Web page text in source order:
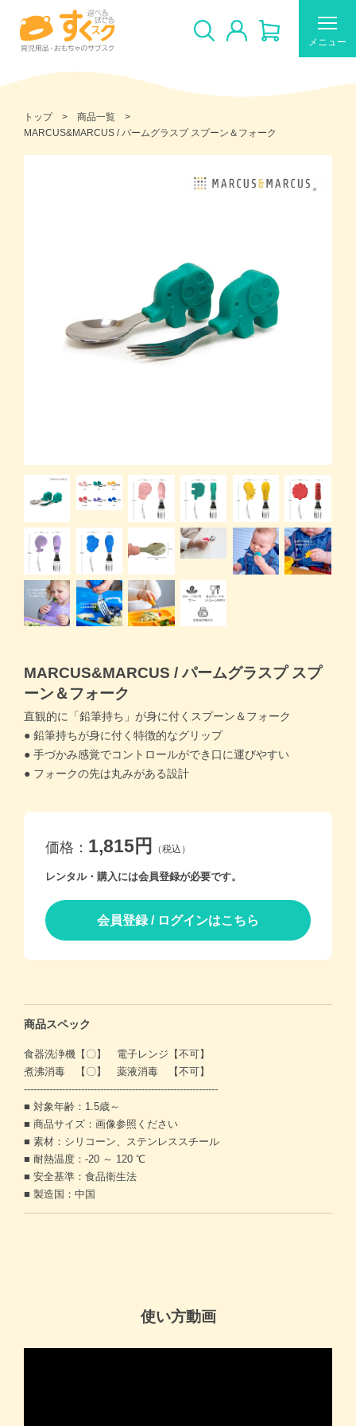
メニュー
すくスクのご利用について
ギフトカードの使い方
商品一覧トップ
よくある質問
お問い合わせ
月齢・年齢別
価格帯別
ブランド
ログイン ＞カートを見る
＞
会社概要 ＞お問い合わせ
トップ
商品一覧
MARCUS&MARCUS / パームグラスプ スプーン＆フォーク
MARCUS&MARCUS / パームグラスプ スプ
ーン＆フォーク
直観的に「鉛筆持ち」が身に付くスプーン＆フォーク
● 鉛筆持ちが身に付く特徴的なグリップ
● 手づかみ感覚でコントロールができ口に運びやすい
● フォークの先は丸みがある設計
価格： 1,815円 （税込）
レンタル・購入には会員登録が必要です。
会員登録 / ログインはこちら
商品スペック
食器洗浄機【〇】 電子レンジ【不可】
煮沸消毒 【〇】 薬液消毒 【不可】
-------------------------------------------------------------
■ 対象年齢：1.5歳～
■ 商品サイズ：画像参照ください
■ 素材：シリコーン、ステンレススチール
■ 耐熱温度：-20 ～ 120 ℃
■ 安全基準：食品衛生法
■ 製造国：中国
使い方動画